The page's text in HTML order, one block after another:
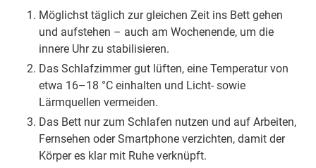
Möglichst täglich zur gleichen Zeit ins Bett gehen
und aufstehen – auch am Wochenende, um die
innere Uhr zu stabilisieren.
Das Schlafzimmer gut lüften, eine Temperatur von
etwa 16–18 °C einhalten und Licht- sowie
Lärmquellen vermeiden.
Das Bett nur zum Schlafen nutzen und auf Arbeiten,
Fernsehen oder Smartphone verzichten, damit der
Körper es klar mit Ruhe verknüpft.